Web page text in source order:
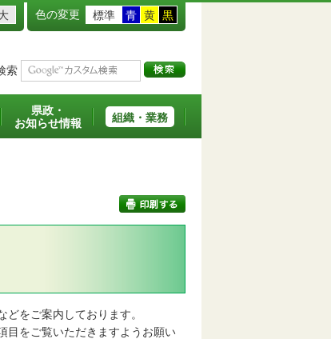
色の変更 標準 青 黄 黒
索
県政・
お知らせ情報
組織・業務
をご案内しております。
目をご覧いただきますようお願い